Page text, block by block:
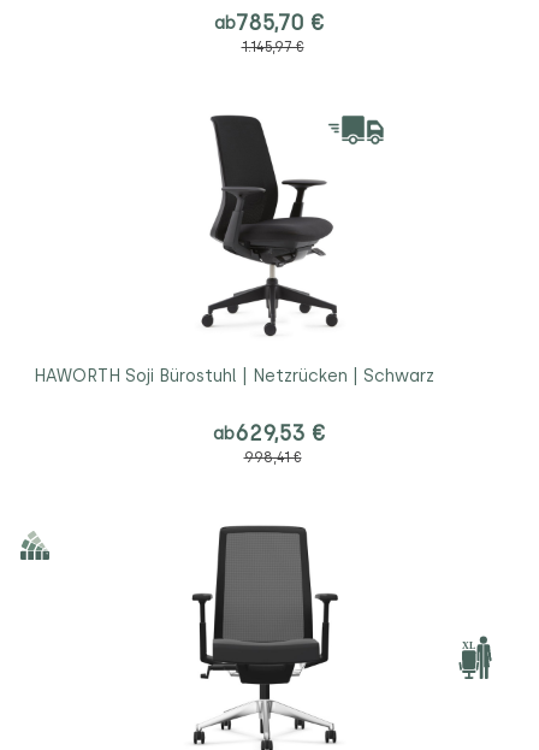
ab785,70 €
1.145,97 €
HAWORTH Soji Bürostuhl | Netzrücken | Schwarz
ab629,53 €
998,41 €